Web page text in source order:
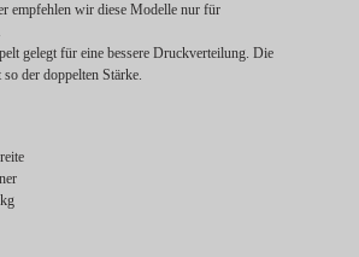
empfehlen wir diese Modelle nur für
gelegt für eine bessere Druckverteilung. Die
der doppelten Stärke.